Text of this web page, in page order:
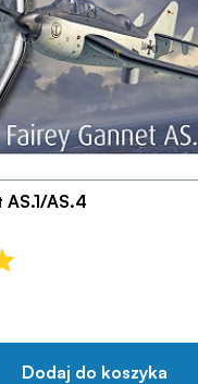
AS.4
Dodaj do koszyka